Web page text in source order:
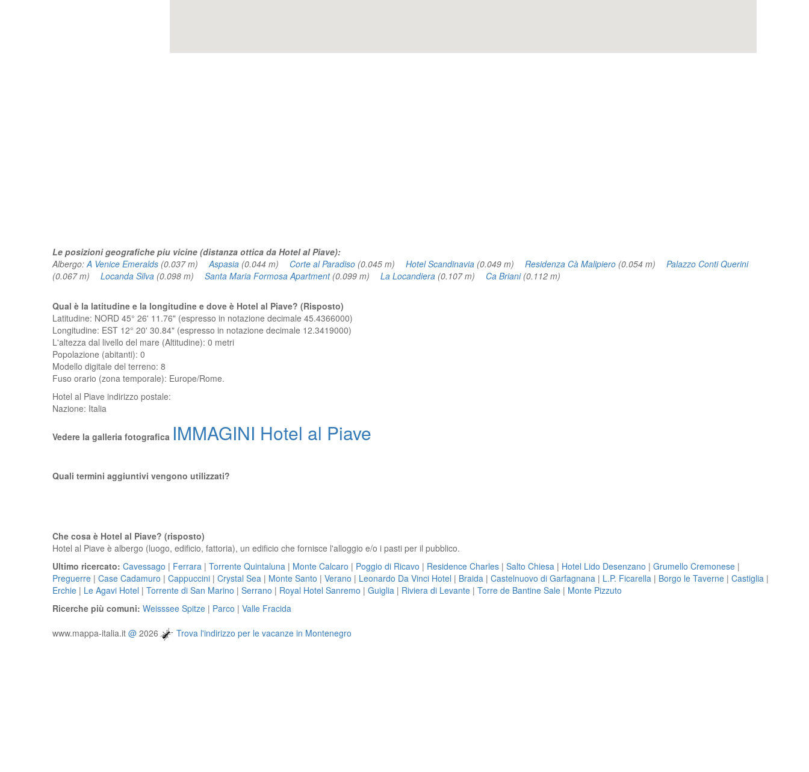
Le posizioni geografiche piu vicine (distanza ottica da Hotel al Piave):
Albergo:A Venice Emeralds (0.037 m)Aspasia (0.044 m) Corte al Paradiso (0.045 m) Hotel Scandinavia (0.049 m) Residenza Cà Malipiero (0.054 m) Palazzo Conti Querini
(0.067 m) Locanda Silva (0.098 m) Santa Maria Formosa Apartment(0.099 m) La Locandiera (0.107 m) Ca Briani(0.112 m)
Qual è la latitudine e la longitudine e dove è Hotel al Piave? (Risposto)
Latitudine: NORD 45° 26' 11.76" (espresso in notazione decimale 45.4366000)
Longitudine: EST 12° 20' 30.84" (espresso in notazione decimale 12.3419000)
L'altezza dal livello del mare (Altitudine): 0 metri
Popolazione (abitanti): 0
Modello digitale del terreno: 8
Fuso orario (zona temporale): Europe/Rome.
Hotel al Piave indirizzo postale:
Nazione: Italia
Vedere la galleria fotografica IMMAGINI Hotel al Piave
Quali termini aggiuntivi vengono utilizzati?
Che cosa è Hotel al Piave? (risposto)
Hotel al Piave è albergo (luogo, edificio, fattoria), un edificio che fornisce l'alloggio e/o i pasti per il pubblico.
Ultimo ricercato: Cavessago | Ferrara | Torrente Quintaluna | Monte Calcaro | Poggio di Ricavo | Residence Charles | Salto Chiesa | Hotel Lido Desenzano | Grumello Cremonese |
Preguerre | Case Cadamuro | Cappuccini | Crystal Sea | Monte Santo | Verano | Leonardo Da Vinci Hotel | Braida | Castelnuovo di Garfagnana | L.P. Ficarella | Borgo le Taverne | Castiglia |
Erchie | Le Agavi Hotel | Torrente di San Marino | Serrano | Royal Hotel Sanremo | Guiglia | Riviera di Levante | Torre de Bantine Sale | Monte Pizzuto
Ricerche più comuni: Weisssee Spitze | Parco | Valle Fracida
www.mappa-italia.it @ 2026 Trova l'indirizzo per le vacanze in Montenegro